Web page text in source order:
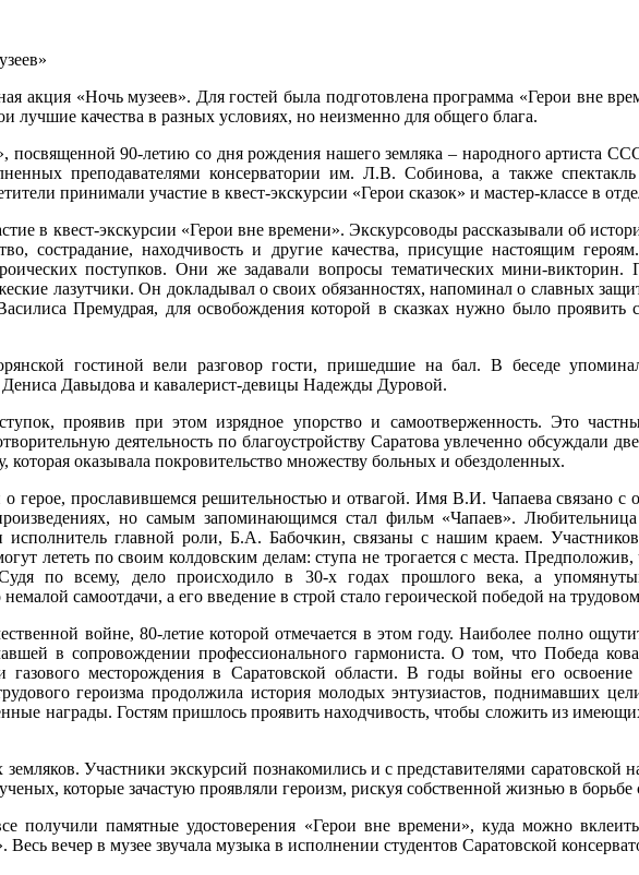
акция «Ночь музеев». Для гостей была подготовлена программа «Герои вне
качества в разных условиях, но неизменно для общего блага.
посвященной 90-летию со дня рождения нашего земляка – народного артиста
преподавателями консерватории им. Л.В. Собинова, а также
принимали участие в квест-экскурсии «Герои сказок» и мастер-классе в
в квест-экскурсии «Герои вне времени». Экскурсоводы рассказывали об
сострадание, находчивость и другие качества, присущие настоящим
поступков. Они же задавали вопросы тематических мини-викторин.
лазутчики. Он докладывал о своих обязанностях, напоминал о славных
Премудрая, для освобождения которой в сказках нужно было проявить
гостиной вели разговор гости, пришедшие на бал. В беседе
Дениса Давыдова и кавалерист-девицы Надежды Дуровой.
проявив при этом изрядное упорство и самоотверженность. Это
деятельность по благоустройству Саратова увлеченно обсуждали
оказывала покровительство множеству больных и обездоленных.
герое, прославившемся решительностью и отвагой. Имя В.И. Чапаева связано с
но самым запоминающимся стал фильм «Чапаев».
исполнитель главной роли, Б.А. Бабочкин, связаны с нашим краем.
лететь по своим колдовским делам: ступа не трогается с места. Предположив,
по всему, дело происходило в 30-х годах прошлого века, а
самоотдачи, а его введение в строй стало героической победой на
войне, 80-летие которой отмечается в этом году. Наиболее полно
в сопровождении профессионального гармониста. О том, что Победа
месторождения в Саратовской области. В годы войны его освоение
героизма продолжила история молодых энтузиастов, поднимавших
награды. Гостям пришлось проявить находчивость, чтобы сложить из
Участники экскурсий познакомились и с представителями саратовской
которые зачастую проявляли героизм, рискуя собственной жизнью в
получили памятные удостоверения «Герои вне времени», куда можно
вечер в музее звучала музыка в исполнении студентов Саратовской